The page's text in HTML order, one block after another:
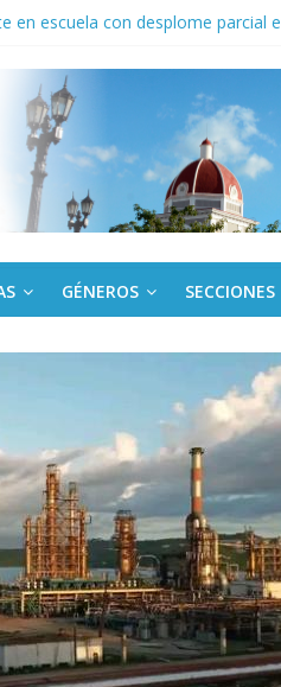
en escuela con desplome parcial
brigada chilena viaja a Cuba con
cien escuelas
cubana que asistió en
GÉNEROS SECCIONES